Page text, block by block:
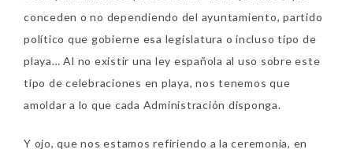
conceden o no dependiendo del ayuntamiento, partido
político que gobierne esa legislatura o incluso tipo de
playa… Al no existir una ley española al uso sobre este
tipo de celebraciones en playa, nos tenemos que
amoldar a lo que cada Administración disponga.
Y ojo, que nos estamos refiriendo a la ceremonia, en